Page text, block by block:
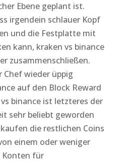
Ebene geplant ist.
irgendein schlauer Kopf
und die Festplatte mit
kann, kraken vs binance
zusammenschließen.
Chef wieder üppig
auf den Block Reward
binance ist letzteres der
sehr beliebt geworden
die restlichen Coins
einem oder weniger
Konten für